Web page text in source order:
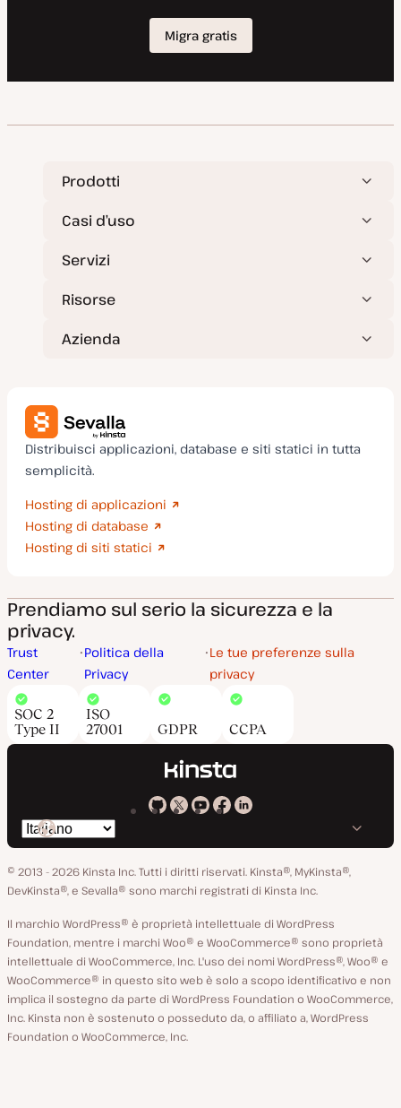
Prodotti
Casi d’uso
Servizi
Risorse
Azienda
Distribuisci applicazioni, database e siti statici in tutta
semplicità.
Hosting di applicazioni
Hosting di database
Hosting di siti statici
Prendiamo sul serio la sicurezza e la
privacy.
Trust
Center
Politica della
Privacy
Le tue preferenze sulla
privacy
SOC 2
Type II
ISO
27001
GDPR CCPA
Kinsta
GitHub
Kinsta
X
Kinsta
YouTube
Kinsta
Facebook
Kinsta
LinkedIn
Cambia
lingua
© 2013 - 2026 Kinsta Inc. Tutti i diritti riservati. Kinsta®, MyKinsta®,
DevKinsta®, e Sevalla® sono marchi registrati di Kinsta Inc.
Il marchio WordPress® è proprietà intellettuale di WordPress
Foundation, mentre i marchi Woo® e WooCommerce® sono proprietà
intellettuale di WooCommerce, Inc. L'uso dei nomi WordPress®, Woo® e
WooCommerce® in questo sito web è solo a scopo identificativo e non
implica il sostegno da parte di WordPress Foundation o WooCommerce,
Inc. Kinsta non è sostenuto o posseduto da, o affiliato a, WordPress
Foundation o WooCommerce, Inc.